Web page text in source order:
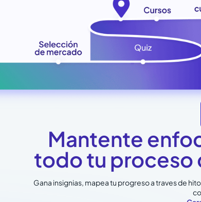
Mantente
todo tu proceso
Gana insignias, mapea tu progreso a traves de